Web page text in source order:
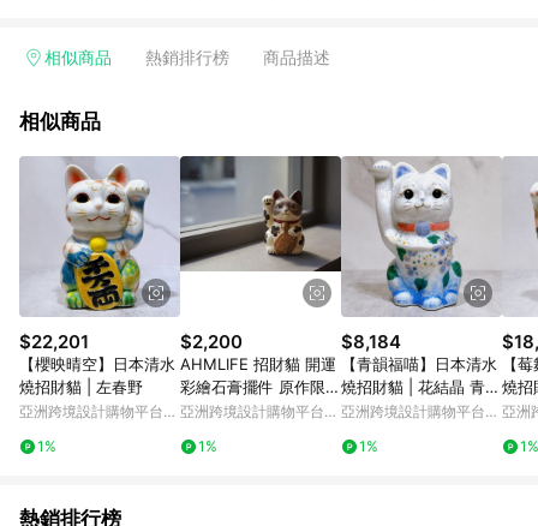
回饋訂單不得享有 Pinkoi 站方優惠，例如首購優惠，P coins，
行為，不具贈點資格，部分退款不在此限。 6. APP 請更新至
貨後 45 天後發送。 8. 群眾募資商品，禮物卡，開館保證金，補
運費，攤位費等不具贈點資格。 9. LINE 購物站上之商品規格、
顏色、價位、贈品如與 Pinkoi 商品資訊頁及購物車不符，以
Pinkoi 購物商品資訊頁及購物車標示為準。 10. 點數紅包使用規
則請以點數紅包活動說明為準。 11. 若於 LINE 購物前往 Pinkoi
頁面後才首次下載 Pinkoi APP 並完成訂單，不符合導購資格；承
上，首次下載 Pinkoi APP 後，需透過 LINE 購物前往 Pinkoi 頁
面，方享導購資格。
相似商品 熱銷排行榜 商品描述
相似商品
$22,201
【櫻映晴空】日本清水
燒招財貓 | 左春野
亞洲跨境設計購物平台
1%
$2,200
AHMLIFE 招財貓 開運
彩繪石膏擺件 原作限量
商品
亞洲跨境設計購物平台
1%
$8,184
【青韻福喵】日本清水
燒招財貓 | 花結晶 青白
体花
亞洲跨境設計購物平台
1%
【
燒招
亞洲
1%
熱銷排行榜